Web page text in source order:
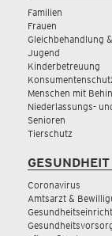
Familien
Frauen
Gleichbehandlung
Jugend
Kinderbetreuung
Menschen mit
Niederlassungs-
Senioren
Tierschutz
Coronavirus
Amtsarzt &